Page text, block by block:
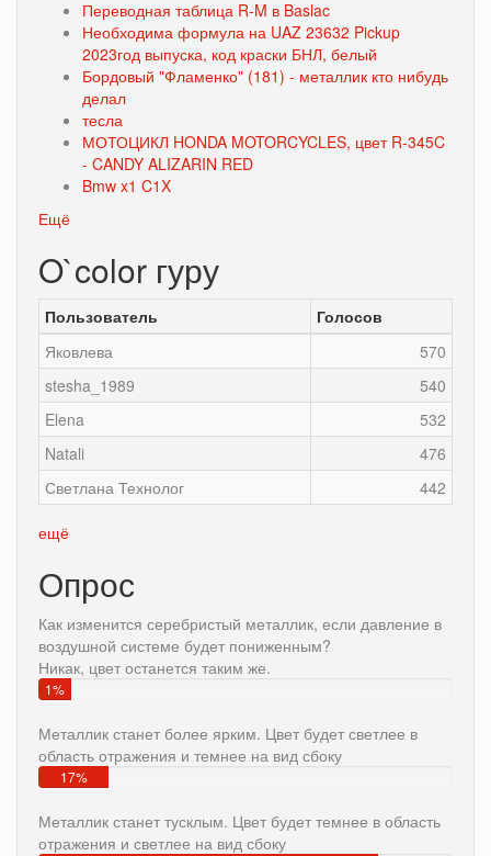
Переводная таблица R-M в Baslac
Необходима формула на UAZ 23632 Pickup
2023год выпуска, код краски БНЛ, белый
Бордовый "Фламенко" (181) - металлик кто нибудь
делал
тесла
МОТОЦИКЛ HONDA MOTORCYCLES, цвет R-345C
- CANDY ALIZARIN RED
Bmw x1 C1X
Ещё
O`color гуру
Пользователь
Голосов
Яковлева
570
stesha_1989
540
Elena
532
Natali
476
Светлана Технолог
442
ещё
Опрос
Как изменится серебристый металлик, если давление в
воздушной системе будет пониженным?
Никак, цвет останется таким же.
1%
Металлик станет более ярким. Цвет будет светлее в
область отражения и темнее на вид сбоку
17%
Металлик станет тусклым. Цвет будет темнее в область
отражения и светлее на вид сбоку